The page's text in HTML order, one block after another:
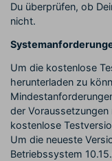
Du überprüfen, ob
nicht.
Um die kostenlose
herunterladen zu
der
kostenlose
Um die neueste
Betriebssystem